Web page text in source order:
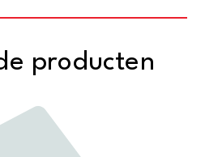
aantalproducten